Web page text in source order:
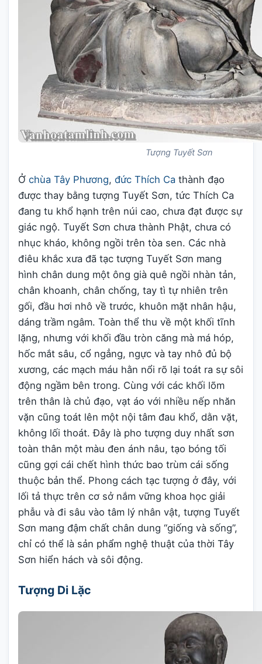
Tượng Tuyết Sơn
Ở chùa Tây Phương, đức Thích Ca thành đạo
được thay bằng tượng Tuyết Sơn, tức Thích Ca
đang tu khổ hạnh trên núi cao, chưa đạt được sự
giác ngộ. Tuyết Sơn chưa thành Phật, chưa có
nhục kháo, không ngồi trên tòa sen. Các nhà
điêu khắc xưa đã tạc tượng Tuyết Sơn mang
hình chân dung một ông già quê ngồi nhàn tản,
chân khoanh, chân chống, tay tì tự nhiên trên
gối, đầu hơi nhô về trước, khuôn mặt nhân hậu,
dáng trầm ngâm. Toàn thể thu về một khối tĩnh
lặng, nhưng với khối đầu tròn căng mà má hóp,
hốc mắt sâu, cổ ngẳng, ngực và tay nhô đủ bộ
xương, các mạch máu hằn nổi rõ lại toát ra sự sôi
động ngầm bên trong. Cùng với các khối lõm
trên thân là chủ đạo, vạt áo với nhiều nếp nhăn
vặn cũng toát lên một nội tâm đau khổ, dằn vặt,
không lối thoát. Đây là pho tượng duy nhất sơn
toàn thân một màu đen ánh nâu, tạo bóng tối
cũng gợi cái chết hình thức bao trùm cái sống
thuộc bản thể. Phong cách tạc tượng ở đây, với
lối tả thực trên cơ sở nắm vững khoa học giải
phẫu và đi sâu vào tâm lý nhân vật, tượng Tuyết
Sơn mang đậm chất chân dung “giống và sống”,
chỉ có thể là sản phẩm nghệ thuật của thời Tây
Sơn hiển hách và sôi động.
Tượng Di Lặc